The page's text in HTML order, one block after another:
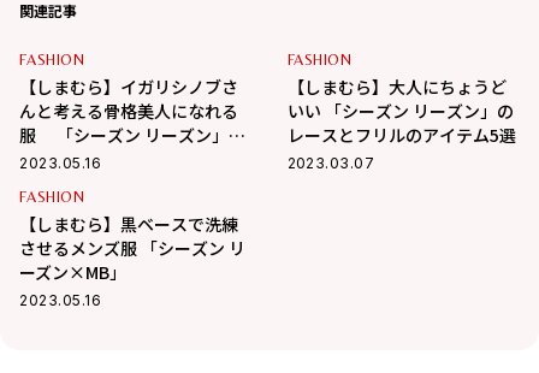
関連記事
FASHION
【しまむら】イガリシノブさ
んと考える骨格美人になれる
服 「シーズン リーズン」の
コラボ4アイテム
2023.05.16
FASHION
【しまむら】大人にちょうど
いい 「シーズン リーズン」の
レースとフリルのアイテム5選
2023.03.07
FASHION
【しまむら】黒ベースで洗練
させるメンズ服 「シーズン リ
ーズン×MB」
2023.05.16